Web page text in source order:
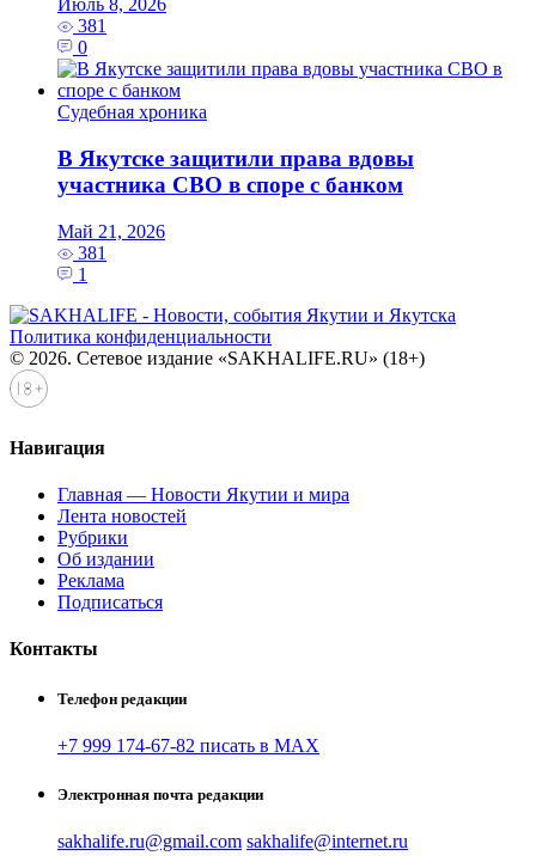
Июль 8, 2026
381
0
Судебная хроника
В Якутске защитили права вдовы
участника СВО в споре с банком
Май 21, 2026
381
1
Политика конфиденциальности
© 2026. Сетевое издание «SAKHALIFE.RU» (18+)
Навигация
Главная — Новости Якутии и мира
Лента новостей
Рубрики
Об издании
Реклама
Подписаться
Контакты
Телефон редакции
+7 999 174-67-82 писать в MAX
Электронная почта редакции
sakhalife.ru@gmail.com sakhalife@internet.ru